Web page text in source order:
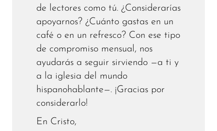
de lectores como tú. ¿Considerarías
apoyarnos? ¿Cuánto gastas en un
café o en un refresco? Con ese tipo
de compromiso mensual, nos
ayudarás a seguir sirviendo —a ti y
a la iglesia del mundo
hispanohablante—. ¡Gracias por
considerarlo!
En Cristo,